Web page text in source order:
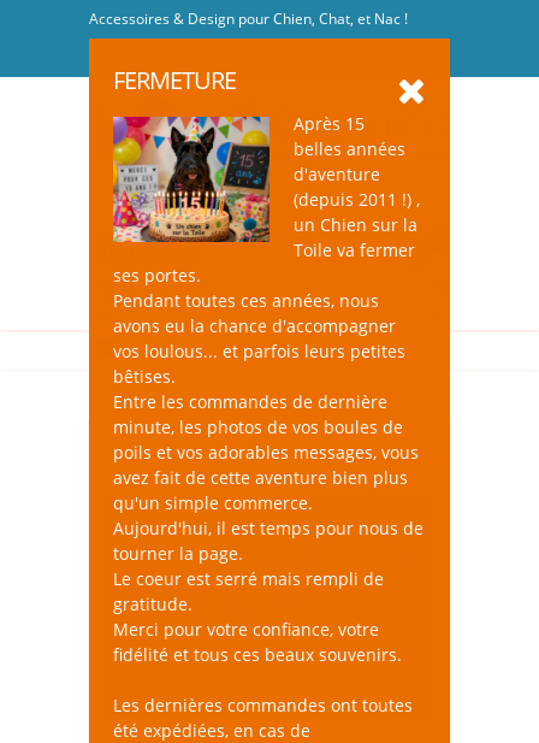
Accessoires & Design pour Chien, Chat, et Nac !
FERMETURE
Après 15
belles années
d'aventure
(depuis 2011 !) ,
un Chien sur la
Toile va fermer
ses portes.
Pendant toutes ces années, nous
avons eu la chance d'accompagner
vos loulous... et parfois leurs petites
bêtises.
Entre les commandes de dernière
minute, les photos de vos boules de
poils et vos adorables messages, vous
avez fait de cette aventure bien plus
qu'un simple commerce.
Aujourd'hui, il est temps pour nous de
tourner la page.
Le coeur est serré mais rempli de
gratitude.
Merci pour votre confiance, votre
fidélité et tous ces beaux souvenirs.
Les dernières commandes ont toutes
été expédiées, en cas de